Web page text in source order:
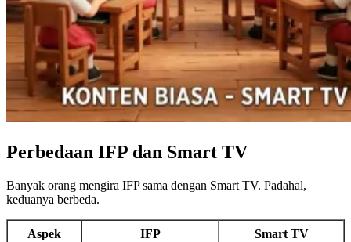
Perbedaan IFP dan Smart TV
Banyak orang mengira IFP sama dengan Smart TV. Padahal,
keduanya berbeda.
Aspek IFP Smart TV